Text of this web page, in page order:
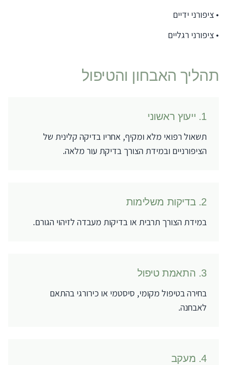
• ציפורני ידיים
• ציפורני רגליים
תהליך האבחון והטיפול
1
. ייעוץ ראשוני
תשאול רפואי מלא ומקיף, אחריו בדיקה קלינית של
הציפורניים ובמידת הצורך בדיקת עור מלאה.
2
.בדיקות משלימות
במידת הצורך תרבית או בדיקות מעבדה לזיהוי הגורם.
3
. התאמת טיפול
בחירה בטיפול מקומי, סיסטמי או כירורגי בהתאם
לאבחנה.
4
. מעקב